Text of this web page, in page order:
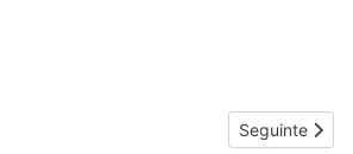
Artigo
Seguinte